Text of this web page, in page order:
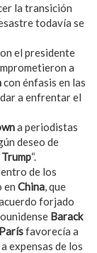
la transición
todavía se
el presidente
a
con énfasis en las
a enfrentar el
a periodistas
deseo de
“.
de los
en China, que
forjado
Barack
favorecía a
a expensas de los